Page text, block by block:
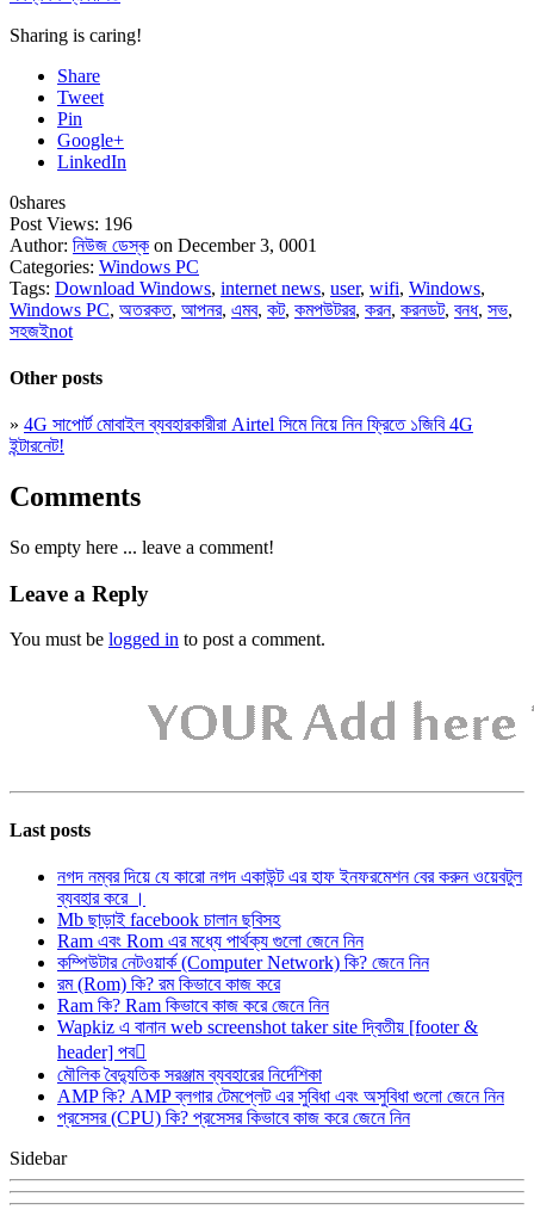
Sharing is caring!
Share
Tweet
Pin
Google+
LinkedIn
0shares
Post Views: 196
Author: নিউজ ডেস্ক on December 3, 0001
Categories: Windows PC
Tags: Download Windows, internet news, user, wifi, Windows,
Windows PC, অতরকত, আপনর, এমব, কট, কমপউটরর, করন, করনডট, বনধ, সভ,
সহজইnot
Other posts
» 4G সাপোর্ট মোবাইল ব্যবহারকারীরা Airtel সিমে নিয়ে নিন ফ্রিতে ১জিবি 4G
ইন্টারনেট!
Comments
So empty here ... leave a comment!
Leave a Reply
You must be logged in to post a comment.
Last posts
নগদ নম্বর দিয়ে যে কারো নগদ একাউন্ট এর হাফ ইনফরমেশন বের করুন ওয়েবটুল
ব্যবহার করে ।
Mb ছাড়াই facebook চালান ছবিসহ
Ram এবং Rom এর মধ্যে পার্থক্য গুলো জেনে নিন
কম্পিউটার নেটওয়ার্ক (Computer Network) কি? জেনে নিন
রম (Rom) কি? রম কিভাবে কাজ করে
Ram কি? Ram কিভাবে কাজ করে জেনে নিন
Wapkiz এ বানান web screenshot taker site দ্বিতীয় [footer &
header] পব
মৌলিক বৈদ্যুতিক সরঞ্জাম ব্যবহারের নির্দেশিকা
AMP কি? AMP ব্লগার টেমপ্লেট এর সুবিধা এবং অসুবিধা গুলো জেনে নিন
প্রসেসর (CPU) কি? প্রসেসর কিভাবে কাজ করে জেনে নিন
Sidebar